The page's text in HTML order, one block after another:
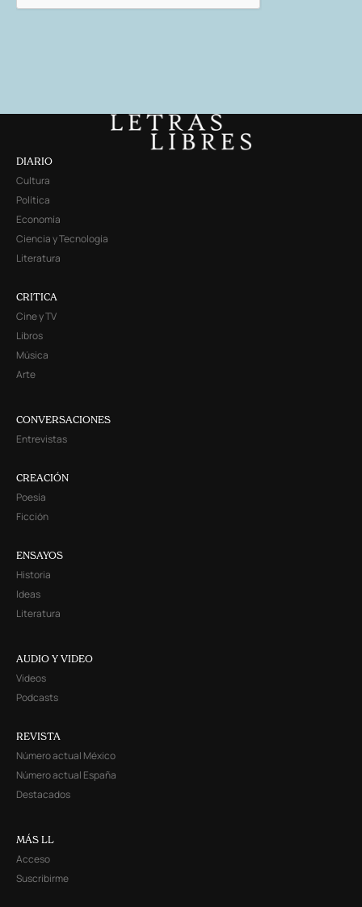
DIARIO
Cultura
Política
Economía
Ciencia y Tecnología
Literatura
CRITICA
Cine y TV
Libros
Música
Arte
CONVERSACIONES
Entrevistas
CREACIÓN
Poesía
Ficción
ENSAYOS
Historia
Ideas
Literatura
AUDIO Y VIDEO
Videos
Podcasts
REVISTA
Número actual México
Número actual España
Destacados
MÁS LL
Acceso
Suscribirme